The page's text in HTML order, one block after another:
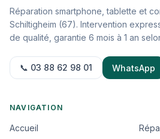
Réparation smartphone, tablette et
Schiltigheim (67). Intervention
de qualité, garantie 6 mois à 1 an
📞 03 88 62 98 01 WhatsApp
NAVIGATION
Accueil